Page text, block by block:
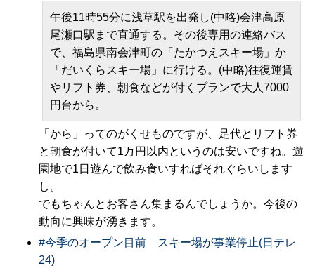
午後11時55分に浅草駅を出発し(中略)会津高原
尾瀬口駅まで直通する。その後専用の連絡バス
で、福島県南会津町の「たかつえスキー場」か
「だいくらスキー場」に行ける。(中略)往復運賃
やリフト券、朝食などが付くプランで大人7000
円台から。
「から」ってのがくせものですが、足代とリフト券
と朝食が付いて1万円以内というのは安いですね。遊
園地で1日遊んで飲み食いすればそれぐらいします
し。
でもちゃんとお客さん集まるんでしょうか。今後の
動向に興味が湧きます。
#今季のオープン目前 スキー場が事業停止(日テレ
24)